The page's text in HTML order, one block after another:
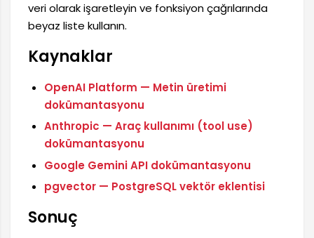
veri olarak işaretleyin ve fonksiyon çağrılarında
beyaz liste kullanın.
Kaynaklar
OpenAI Platform — Metin üretimi
dokümantasyonu
Anthropic — Araç kullanımı (tool use)
dokümantasyonu
Google Gemini API dokümantasyonu
pgvector — PostgreSQL vektör eklentisi
Sonuç